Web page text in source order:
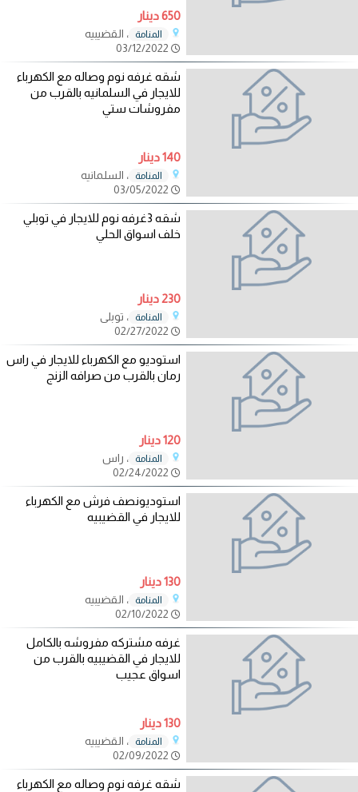
650 دينار
المنامة
، القضيبيه
شقه غرفه نوم وصاله مع الكهرباء
للايجار في السلمانيه بالقرب من
مفروشات ستي
140 دينار
المنامة
، السلمانيه
شقه 3غرفه نوم للايجار في توبلي
خلف اسواق الحلي
230 دينار
المنامة
، توبلي
استوديو مع الكهرباء للايجار في راس
رمان بالقرب من صرافه الزنج
120 دينار
المنامة
، راس
استوديونصف فرش مع الكهرباء
للايجار في القضيبيه
130 دينار
المنامة
، القضيبيه
غرفه مشتركه مفروشه بالكامل
للايجار في القضيبيه بالقرب من
اسواق عجيب
130 دينار
المنامة
، القضيبيه
شقه غرفه نوم وصاله مع الكهرباء